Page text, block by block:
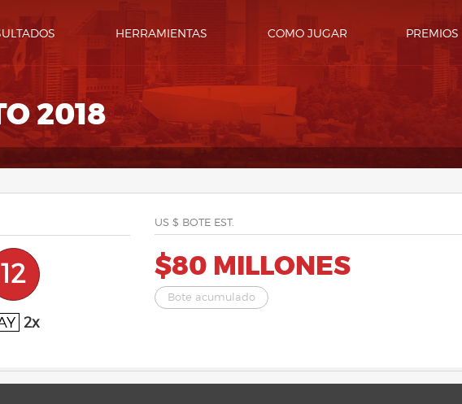
HERRAMIENTAS COMO JUGAR PREMIOS
2018
12
2x
US $ BOTE EST.
$80 MILLONES
Bote acumulado